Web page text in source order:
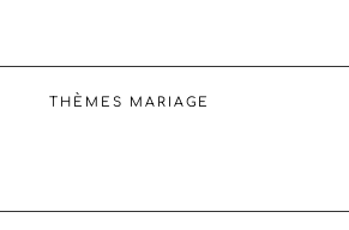
THÈMES MARIAGE